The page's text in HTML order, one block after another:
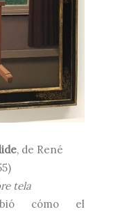
, de René
tela
cómo el